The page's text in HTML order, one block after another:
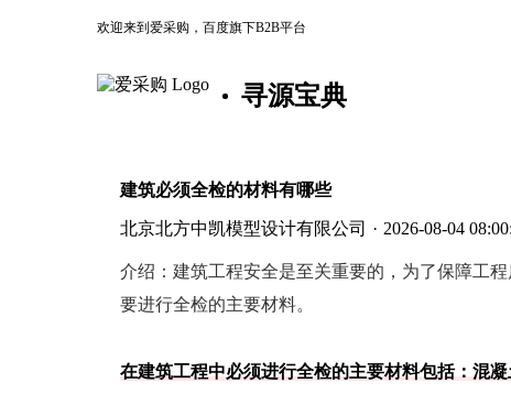
欢迎来到爱采购，百度旗下B2B平台
寻源宝典
建筑必须全检的材料有哪些
北京北方中凯模型设计有限公司 · 2026-08-04
介绍： 建筑工程安全是至关重要的，为了保障工
要进行全检的主要材料。
在建筑工程中必须进行全检的主要材料包括：混